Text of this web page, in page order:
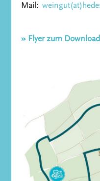
Mail:
» Flyer zum Download